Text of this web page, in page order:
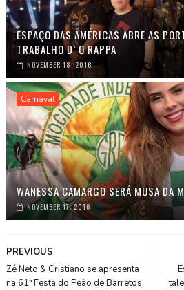
ESPAÇO DAS AMÉRICAS ABRE AS
TRABALHO D’ O RAPPA
NOVEMBER 18, 2016
Carnaval
WANESSA CAMARGO SERÁ MUSA DA
NOVEMBER 17, 2016
PREVIOUS
Zé Neto & Cristiano se apresenta
na 61ª Festa do Peão de Barretos